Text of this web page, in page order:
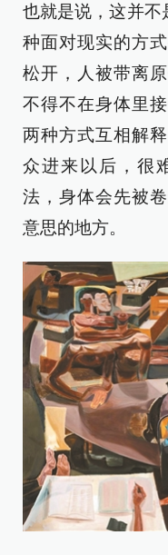
也就是说，这并不
种面对现实的方
松开，人被带离
不得不在身体里
两种方式互相解
众进来以后，很
法，身体会先被
意思的地方。